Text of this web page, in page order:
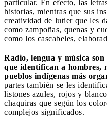
particular. En efecto, las
historias, mientras que sus
creatividad de lutier que les
como zampoñas, quenas y
como los cascabeles,
Radio, lengua y música
que identifican a hombres,
pueblos indígenas más
partes también se les
listones azules, rojos y
chaquiras que según los
complejos significados.